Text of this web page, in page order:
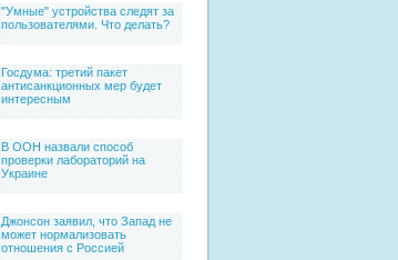
"Умные" устройства следят за
пользователями. Что делать?
Госдума: третий пакет
антисанкционных мер будет
интересным
В ООН назвали способ
проверки лабораторий на
Украине
Джонсон заявил, что Запад не
может нормализовать
отношения с Россией